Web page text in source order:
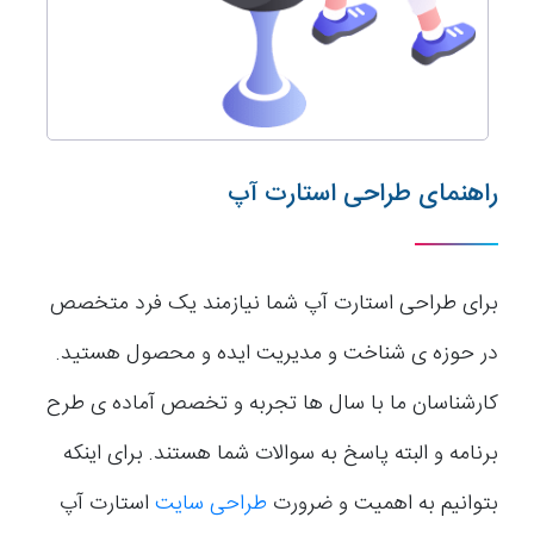
راهنمای طراحی استارت آپ
برای طراحی استارت آپ شما نیازمند یک فرد متخصص
در حوزه ی شناخت و مدیریت ایده و محصول هستید.
کارشناسان ما با سال ها تجربه و تخصص آماده ی طرح
برنامه و البته پاسخ به سوالات شما هستند. برای اینکه
بتوانیم به اهمیت و ضرورت طراحی سایت استارت آپ